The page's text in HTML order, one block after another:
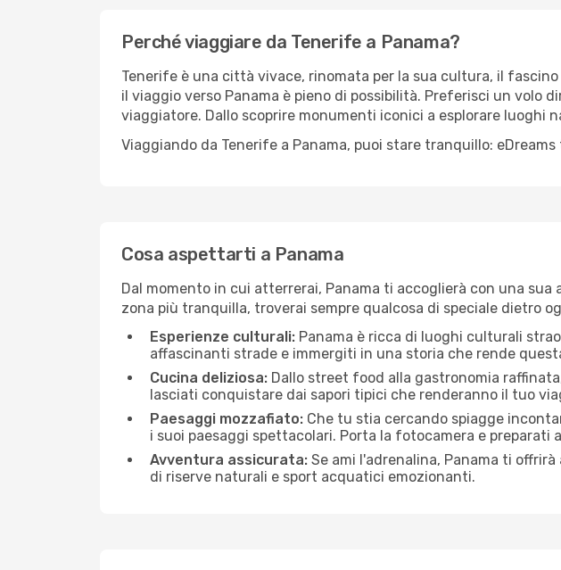
Perché viaggiare da Tenerife a Panama?
Tenerife è una città vivace, rinomata per la sua cultura, il
il viaggio verso Panama è pieno di possibilità. Preferisci un volo
viaggiatore. Dallo scoprire monumenti iconici a esplorare luoghi
Viaggiando da Tenerife a Panama, puoi stare tranquillo:
Cosa aspettarti a Panama
Dal momento in cui atterrerai, Panama ti accoglierà con una
zona più tranquilla, troverai sempre qualcosa di speciale dietro
Esperienze culturali: Panama è ricca di luoghi culturali
affascinanti strade e immergiti in una storia che rende
Cucina deliziosa: Dallo street food alla gastronomia
lasciati conquistare dai sapori tipici che renderanno il tuo
Paesaggi mozzafiato: Che tu stia cercando spiagge
i suoi paesaggi spettacolari. Porta la fotocamera e preparati
Avventura assicurata: Se ami l'adrenalina, Panama ti
di riserve naturali e sport acquatici emozionanti.